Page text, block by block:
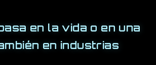
en la vida o en una
en industrias